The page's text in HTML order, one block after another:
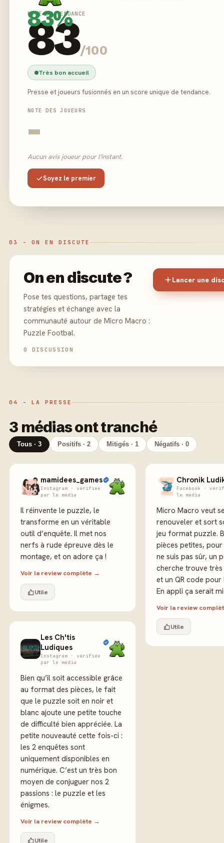
83%
NOTE DE TENDANCE
83/100
Très bon accueil
Presse et joueurs fusionnés en un score unique de tendance.
NOTE DES JOUEURS
-
Aucun avis joueur pour l'instant.
Soyez le premier
03 - ON EN DISCUTE
On en discute ?
Pose tes questions, partage tes
stratégies et échange avec la
communauté autour de Micro Macro :
Puzzle Footbal.
0 DISCUSSION
Lancer une
04 - LA PRESSE
3 médias ont tranché
Tous · 3 Positifs · 2 Mitigés · 1 Négatifs · 0
mamidees_games
Instagram · vérifiée
par le média
Il réinvente le puzzle, le
transforme en un véritable
outil d’enquête. Il met nos
nerfs à rude épreuve dès le
montage, et on adore ça !
Voir la review complète →
Utile
Les Ch'tis
Ludiques
Instagram · vérifiée
par le média
Bien qu’il soit accessible grâce
au format des pièces, le fait
que le puzzle soit en noir et
blanc ajoute une petite touche
de difficulté bien appréciée. La
petite nouveauté cette fois-ci :
les 2 enquêtes sont
uniquement disponibles en
numérique. C’est un très bon
moyen de conjuguer nos 2
passions : le puzzle et les
énigmes.
Voir la review complète →
Utile
Chronik
Facebook ·
le média
Micro Macro veut
renouveler et sort
jeu format puzzle.
pièces petites, pour
ne suis pas sûr, un
cherche trouve très
et un QR code pour
En appli ça serait
Voir la review
Utile